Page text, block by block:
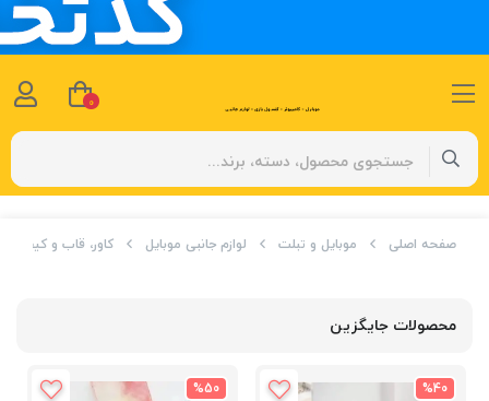
صفحه اصلی موبایل و تبلت لوازم جانبی موبایل کاور، قاب و کیف
محصولات جایگزین
%40
%50
0